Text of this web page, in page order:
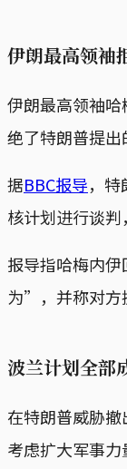
伊朗最高领袖
伊朗最高领袖
绝了特朗普提出
据BBC报导，
核计划进行谈判
报导指哈梅内
为”，并称对方
波兰计划全部
在特朗普威胁
考虑扩大军事